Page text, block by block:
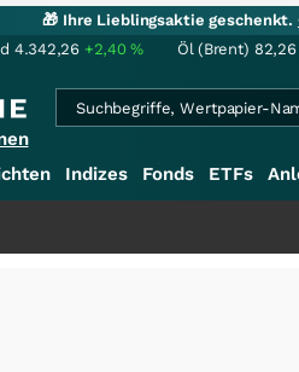
🎁 Ihre Lieblingsaktie geschenkt.
4.342,26 +2,40% Öl (Brent) 82,26
Indizes Fonds ETFs